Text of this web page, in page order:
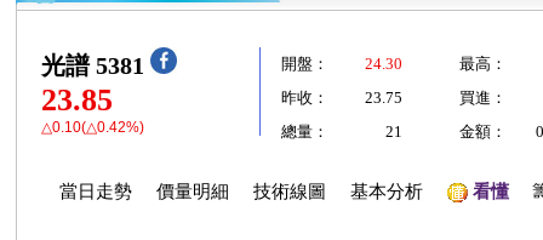
光譜 5381
23.85
△0.10(△0.42%)
開盤： 24.30
最高：
昨收：
23.75
買進：
總量：
21 金額：
當日走勢 價量明細 技術線圖 基本分析 看懂